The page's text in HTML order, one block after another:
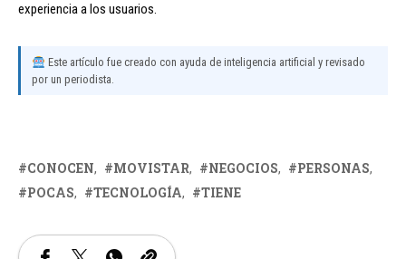
experiencia a los usuarios.
Este artículo fue creado con ayuda de inteligencia artificial y revisado
por un periodista.
CONOCEN MOVISTAR NEGOCIOS
PERSONAS
POCAS
TECNOLOGÍA TIENE